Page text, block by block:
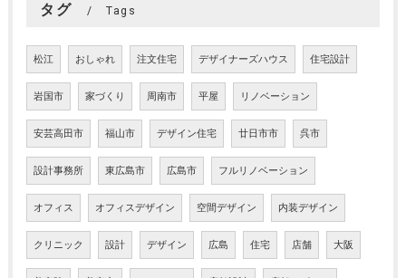
タグ Tags
松江 おしゃれ 注文住宅 デザイナーズハウス 住宅設計
岩国市 家づくり 周南市 平屋 リノベーション
安芸高田市 福山市 デザイン住宅 廿日市市 呉市
設計事務所 東広島市 広島市 フルリノベーション
オフィス オフィスデザイン 空間デザイン 内装デザイン
クリニック 設計 デザイン 広島 住宅 店舗 大阪